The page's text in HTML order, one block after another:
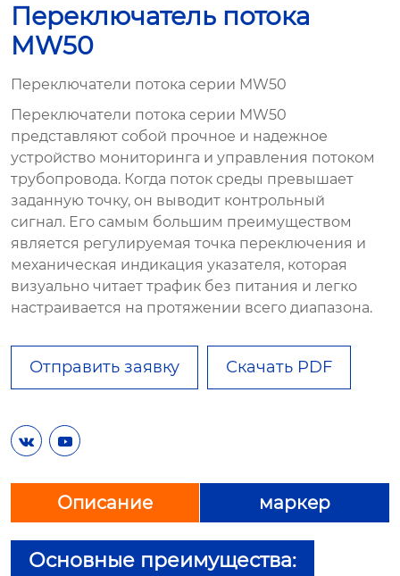
Переключатель потока
MW50
Переключатели потока серии MW50
Переключатели потока серии MW50
представляют собой прочное и надежное
устройство мониторинга и управления потоком
трубопровода. Когда поток среды превышает
заданную точку, он выводит контрольный
сигнал. Его самым большим преимуществом
является регулируемая точка переключения и
механическая индикация указателя, которая
визуально читает трафик без питания и легко
настраивается на протяжении всего диапазона.
Отправить заявку Скачать PDF
 
Описание маркер
Основные преимущества: